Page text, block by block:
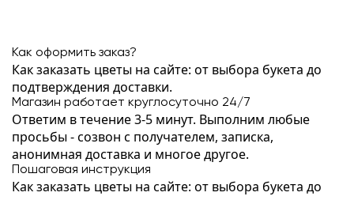
Как оформить заказ?
Как заказать цветы на сайте: от выбора букета до
подтверждения доставки.
Магазин работает круглосуточно 24/7
Ответим в течение 3-5 минут. Выполним любые
просьбы - созвон с получателем, записка,
анонимная доставка и многое другое.
Пошаговая инструкция
Как заказать цветы на сайте: от выбора букета до